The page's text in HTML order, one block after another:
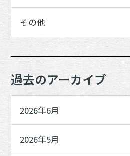
その他
過去のアーカイブ
2026年6月
2026年5月